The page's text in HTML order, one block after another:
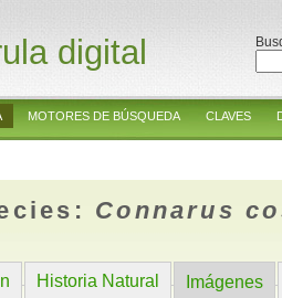
digital
MOTORES DE BÚSQUEDA CLAVES
Connarus
Historia Natural Imágenes